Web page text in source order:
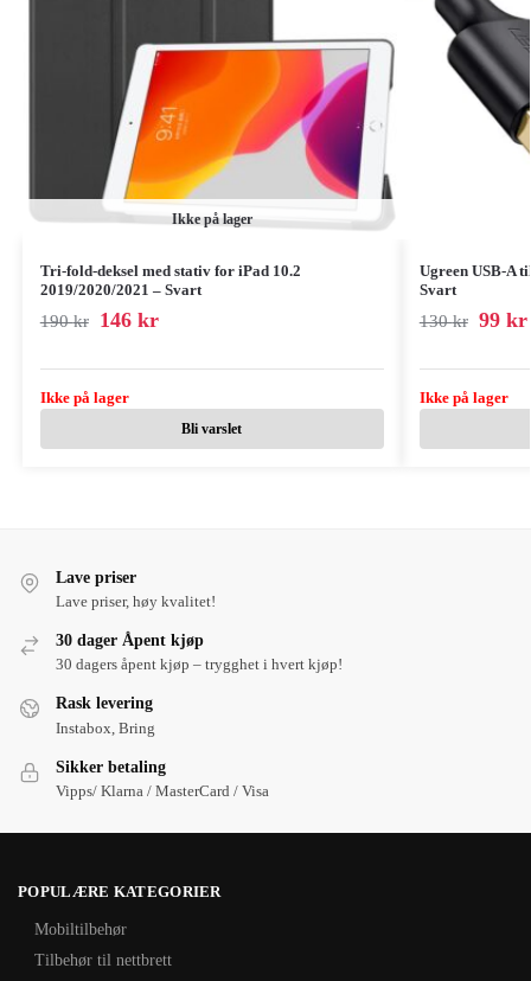
Ikke på lager
Tri-fold-deksel med stativ for iPad 10.2
2019/2020/2021 – Svart
190kr 146 kr
Ikke på lager
Bli varslet
Ugreen USB-A
Svart
130kr 99 kr
Ikke på lager
Lave priser
Lave priser, høy kvalitet!
30 dager Åpent kjøp
30 dagers åpent kjøp – trygghet i hvert kjøp!
Rask levering
Instabox, Bring
Sikker betaling
Vipps/ Klarna / MasterCard / Visa
POPULÆRE KATEGORIER
Mobiltilbehør
Tilbehør til nettbrett